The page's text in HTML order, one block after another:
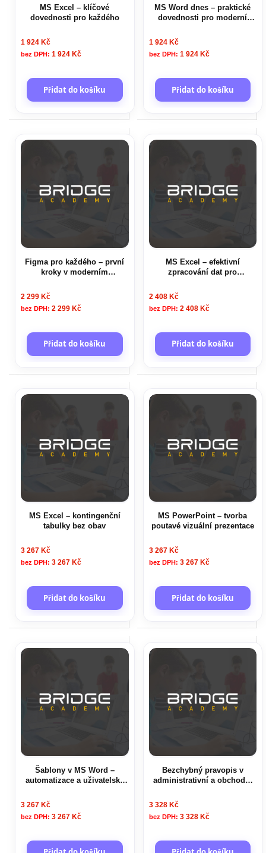
MS Excel – klíčové
dovednosti pro každého
1 924 Kč
1 924 Kč
Přidat do košíku
MS Word dnes – praktické
dovednosti pro moderní
1 924 Kč
1 924 Kč
Přidat do košíku
Figma pro každého – první
kroky v moderním
2 299 Kč
2 299 Kč
Přidat do košíku
MS Excel – efektivní
zpracování dat pro
2 408 Kč
2 408 Kč
Přidat do košíku
MS Excel – kontingenční
tabulky bez obav
3 267 Kč
3 267 Kč
Přidat do košíku
MS PowerPoint – tvorba
poutavé vizuální prezentace
3 267 Kč
3 267 Kč
Přidat do košíku
Šablony v MS Word –
automatizace a uživatelská
3 267 Kč
3 267 Kč
Bezchybný pravopis v
administrativní a obchodní
3 328 Kč
3 328 Kč